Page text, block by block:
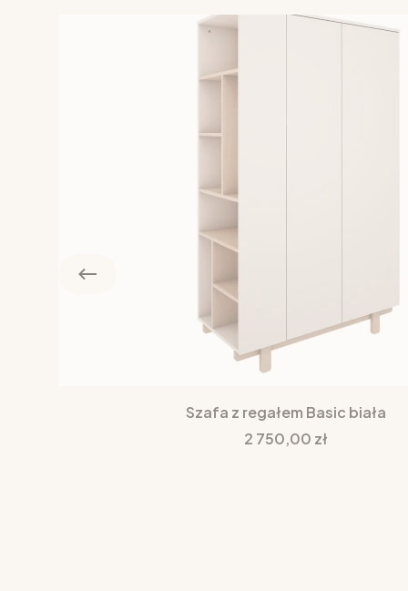
Szafa z regałem Basic biała
Cena
2 750,00 zł